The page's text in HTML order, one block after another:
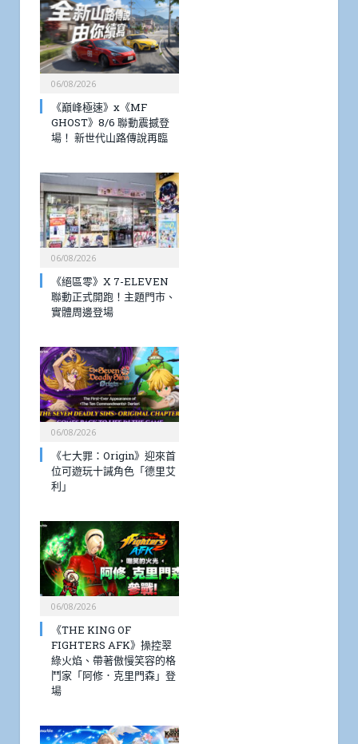
06/08/2026
《巔峰極速》x《MF
GHOST》8/6 聯動震撼登
場！ 新世代山路傳說再臨
06/08/2026
《絕區零》X 7-ELEVEN
聯動正式開跑！主題門市、
實體周邊登場
06/08/2026
《七大罪：Origin》迎來首
位可遊玩十誡角色「德里艾
利」
06/08/2026
《THE KING OF
FIGHTERS AFK》操控翠
綠火焰、帶著傲慢笑容的格
鬥家「阿修．克里門森」登
場